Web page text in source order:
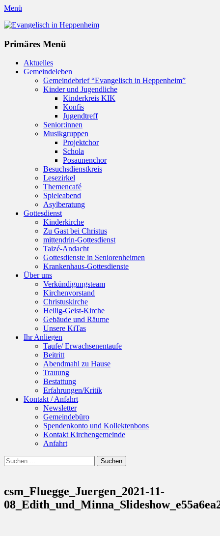
Menü
Evangelisch in Heppenheim
Primäres Menü
Zum
Inhalt
Aktuelles
Gemeindeleben
Gemeindebrief “Evangelisch in Heppenheim”
Kinder und Jugendliche
Kinderkreis KIK
Konfis
Jugendtreff
Senior:innen
Musikgruppen
Projektchor
Schola
Posaunenchor
Besuchsdienstkreis
Lesezirkel
Themencafé
Spieleabend
Asylberatung
Gottesdienst
Kinderkirche
Zu Gast bei Christus
mittendrin-Gottesdienst
Taizé-Andacht
Gottesdienste in Seniorenheimen
Krankenhaus-Gottesdienste
Über uns
Verkündigungsteam
Kirchenvorstand
Christuskirche
Heilig-Geist-Kirche
Gebäude und Räume
Unsere KiTas
Ihr Anliegen
Taufe/ Erwachsenentaufe
Beitritt
Abendmahl zu Hause
Trauung
Bestattung
Erfahrungen/Kritik
Kontakt / Anfahrt
Newsletter
Gemeindebüro
Spendenkonto und Kollektenbons
Kontakt Kirchengemeinde
Anfahrt
Suchen
Suchen
nach:
csm_Fluegge_Juergen_2021-11-